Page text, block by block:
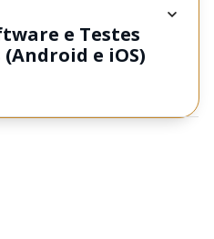
e Testes
e iOS)